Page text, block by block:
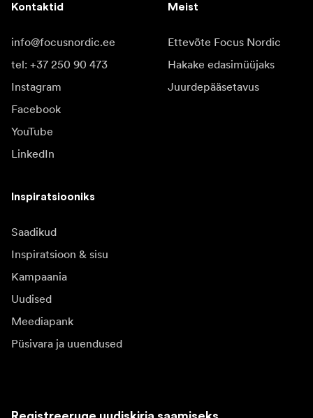
Kontaktid
info@focusnordic.ee
tel: +37 250 90 473
Instagram
Facebook
YouTube
LinkedIn
Meist
Ettevõte Focus Nordic
Hakake edasimüüjaks
Juurdepääsetavus
Inspiratsiooniks
Saadikud
Inspiratsioon & sisu
Kampaania
Uudised
Meediapank
Püsivara ja uuendused